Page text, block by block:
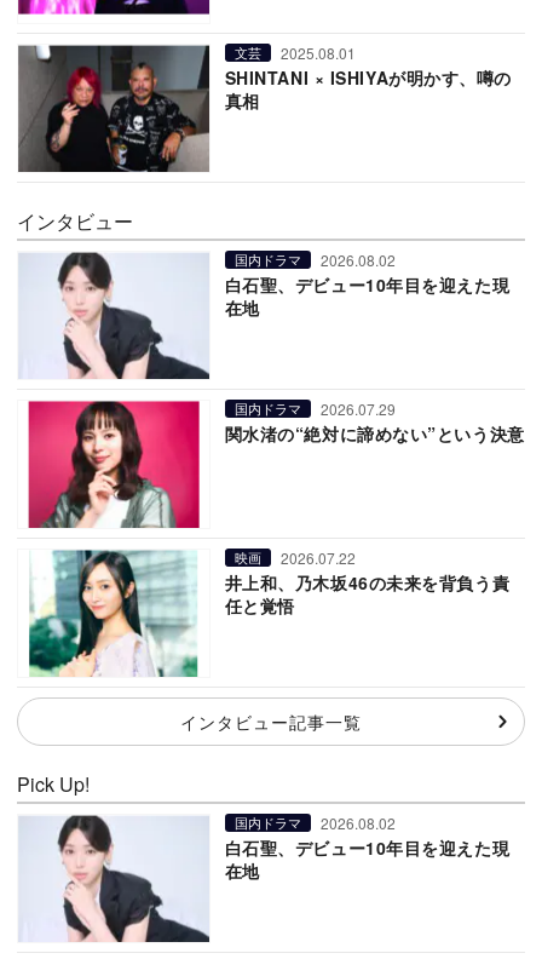
文芸 2025.08.01
SHINTANI × ISHIYAが明かす、噂の
真相
インタビュー
国内ドラマ 2026.08.02
白石聖、デビュー10年目を迎えた現
在地
国内ドラマ 2026.07.29
関水渚の“絶対に諦めない”という決意
映画 2026.07.22
井上和、乃木坂46の未来を背負う責
任と覚悟
インタビュー記事一覧
Pick Up!
国内ドラマ 2026.08.02
白石聖、デビュー10年目を迎えた現
在地